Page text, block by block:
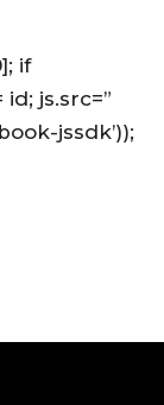
if
js.src=”
jssdk’));